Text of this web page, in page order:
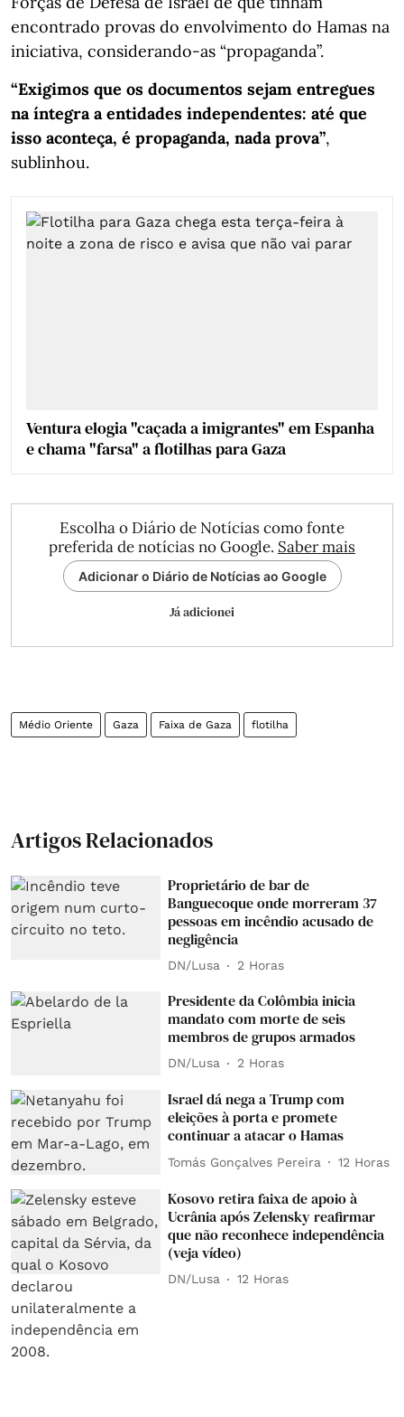
encontrado provas do envolvimento do Hamas na
iniciativa, considerando-as “propaganda”.
“Exigimos que os documentos sejam entregues
na íntegra a entidades independentes: até que
isso aconteça, é propaganda, nada prova”,
sublinhou.
Ventura elogia "caçada a imigrantes" em Espanha
e chama "farsa" a flotilhas para Gaza
Escolha o Diário de Notícias como fonte
preferida de notícias no Google. Saber mais
Adicionar o Diário de Notícias ao Google
Já adicionei
Médio Oriente Gaza Faixa de Gaza flotilha
Artigos Relacionados
Proprietário de bar de
Banguecoque onde morreram 37
pessoas em incêndio acusado de
negligência
DN/Lusa 2 Horas
Presidente da Colômbia inicia
mandato com morte de seis
membros de grupos armados
DN/Lusa 2 Horas
Israel dá nega a Trump com
eleições à porta e promete
continuar a atacar o Hamas
Tomás Gonçalves Pereira 12 Horas
Kosovo retira faixa de apoio à
Ucrânia após Zelensky reafirmar
que não reconhece independência
(veja vídeo)
DN/Lusa 12 Horas